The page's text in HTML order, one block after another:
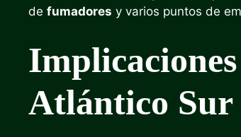
de fumadores y varios puntos de
Atlántico Sur